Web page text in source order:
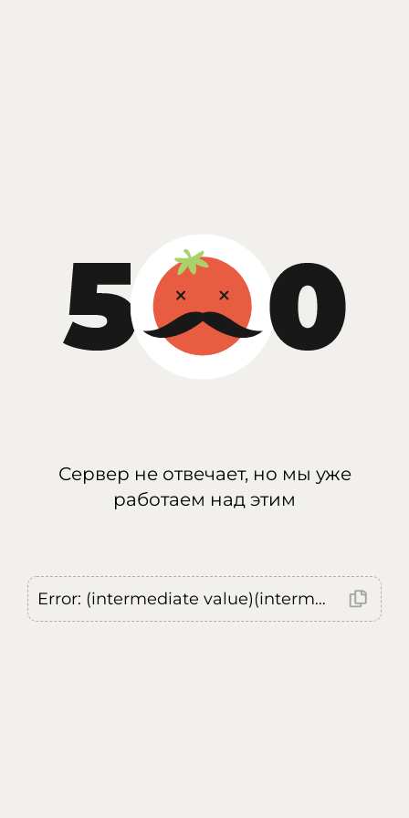
Сервер не отвечает, но мы уже
работаем над этим
Error: (intermediate value)(intermediate value)(intermediate value).replaceAll is not a function